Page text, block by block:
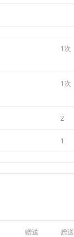
1次
1次
2
1
赠送 赠送